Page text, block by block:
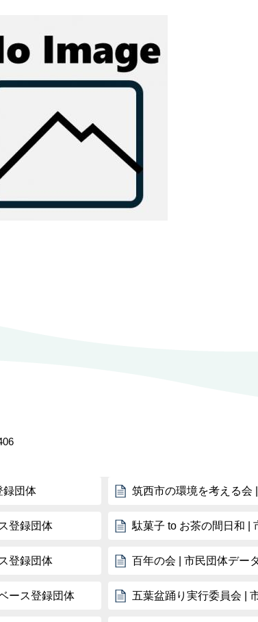
録団体 筑西市の環境を考える会
登録団体 駄菓子 to お茶の間日和 |
登録団体 百年の会 | 市民団体デー
ース登録団体 五葉盆踊り実行委員会 |